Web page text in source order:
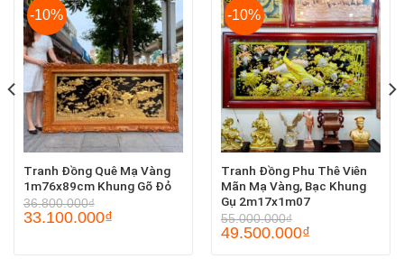
-10%
Tranh Đồng Quê Mạ Vàng
1m76x89cm Khung Gõ Đỏ
36.800.000₫
33.100.000₫
-10%
Tranh Đồng Phu Thê Viên
Mãn Mạ Vàng, Bạc Khung
Gụ 2m17x1m07
55.000.000₫
49.500.000₫